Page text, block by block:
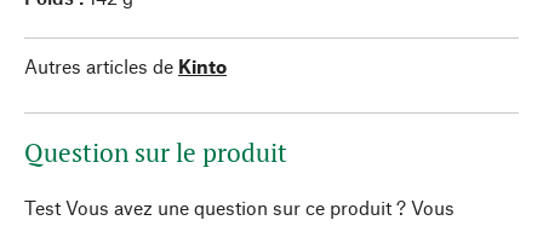
Autres articles de Kinto
Question sur le produit
Test Vous avez une question sur ce produit ? Vous